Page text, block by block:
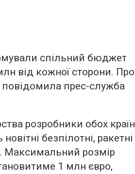
спільний бюджет
від кожної сторони. Про
повідомила прес-служба
розробники обох країн
безпілотні, ракетні
Максимальний розмір
1 млн євро,